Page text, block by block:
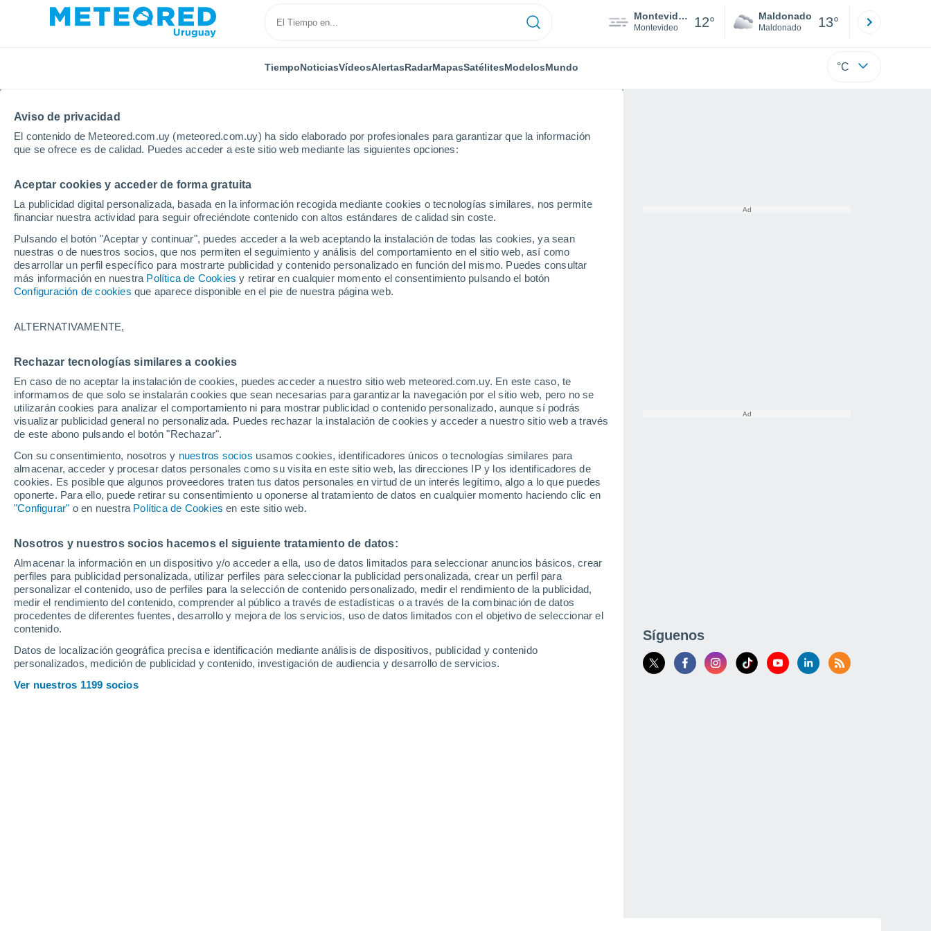
Aviso de privacidad
El contenido de Meteored.com.uy (meteored.com.uy) ha sido elaborado por profesionales para garantizar que la información
que se ofrece es de calidad. Puedes acceder a este sitio web mediante las siguientes opciones:
Aceptar cookies y acceder de forma gratuita
La publicidad digital personalizada, basada en la información recogida mediante cookies o tecnologías similares, nos permite
financiar nuestra actividad para seguir ofreciéndote contenido con altos estándares de calidad sin coste.
Pulsando el botón "Aceptar y continuar", puedes acceder a la web aceptando la instalación de todas las cookies, ya sean
nuestras o de nuestros socios, que nos permiten el seguimiento y análisis del comportamiento en el sitio web, así como
desarrollar un perfil específico para mostrarte publicidad y contenido personalizado en función del mismo. Puedes consultar
más información en nuestra Política de Cookies y retirar en cualquier momento el consentimiento pulsando el botón
Configuración de cookies que aparece disponible en el pie de nuestra página web.
ALTERNATIVAMENTE,
Rechazar tecnologías similares a cookies
En caso de no aceptar la instalación de cookies, puedes acceder a nuestro sitio web meteored.com.uy. En este caso, te
informamos de que solo se instalarán cookies que sean necesarias para garantizar la navegación por el sitio web, pero no se
utilizarán cookies para analizar el comportamiento ni para mostrar publicidad o contenido personalizado, aunque sí podrás
visualizar publicidad general no personalizada. Puedes rechazar la instalación de cookies y acceder a nuestro sitio web a través
de este abono pulsando el botón "Rechazar".
Con su consentimiento, nosotros y nuestros socios usamos cookies, identificadores únicos o tecnologías similares para
almacenar, acceder y procesar datos personales como su visita en este sitio web, las direcciones IP y los identificadores de
cookies. Es posible que algunos proveedores traten tus datos personales en virtud de un interés legítimo, algo a lo que puedes
oponerte. Para ello, puede retirar su consentimiento u oponerse al tratamiento de datos en cualquier momento haciendo clic en
"Configurar" o en nuestra Política de Cookies en este sitio web.
Nosotros y nuestros socios hacemos el siguiente tratamiento de datos:
Almacenar la información en un dispositivo y/o acceder a ella, uso de datos limitados para seleccionar anuncios básicos, crear
perfiles para publicidad personalizada, utilizar perfiles para seleccionar la publicidad personalizada, crear un perfil para
personalizar el contenido, uso de perfiles para la selección de contenido personalizado, medir el rendimiento de la publicidad,
medir el rendimiento del contenido, comprender al público a través de estadísticas o a través de la combinación de datos
procedentes de diferentes fuentes, desarrollo y mejora de los servicios, uso de datos limitados con el objetivo de seleccionar el
contenido.
Datos de localización geográfica precisa e identificación mediante análisis de dispositivos, publicidad y contenido
personalizados, medición de publicidad y contenido, investigación de audiencia y desarrollo de servicios.
Ver nuestros 1199 socios
Montevideo
Montevideo 12° Maldonado
Maldonado 13°
TiempoNoticiasVídeosAlertasRadarMapasSatélitesModelosMundo °C
Inicio España Castilla y León Provincia de Soria
Tiempo en la Provincia de Soria
Hoy, 6 agosto Todo el día Símbolo
33°
17°
Alpanseque
34°
Duero
34°
18°
Burgo de
Osma-
Ciudad de
Calatañazor
34°
18°
Langa de
Duero
32°
17°
32°
Montejo de
Tiermes
15°
Ólvega
32°
17°
San
Leonardo de
Yagüe
33°
32°
15°
Vinuesa
31°
Campo
34°
18°
Montuenga
de Soria
Síguenos